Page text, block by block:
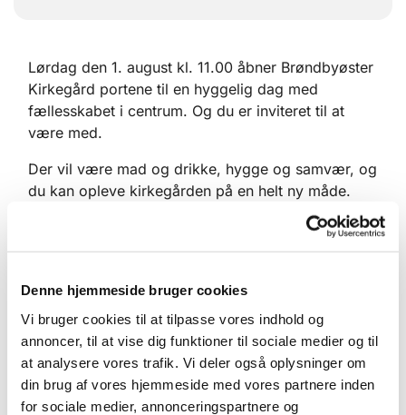
Denne hjemmeside bruger cookies
Vi bruger cookies til at tilpasse vores indhold og
annoncer, til at vise dig funktioner til sociale medier og til
at analysere vores trafik. Vi deler også oplysninger om
din brug af vores hjemmeside med vores partnere inden
for sociale medier, annonceringspartnere og
Lørdag den 1. august kl. 11.00 åbner Brøndbyøster
Kirkegård portene til en hyggelig dag med
fællesskabet i centrum. Og du er inviteret til at
være med.
Der vil være mad og drikke, hygge og samvær, og
du kan opleve kirkegården på en helt ny måde.
Der vil være rundvisning på kirkegården ved
kirkegårdsleder Stine Arneberg. Her kan du få
par morsomme anekdoter af om det daglige
arbejde på kirke­gården også?
Alt dette foregår på materialegårdens område
foran Annexgården på Brøndbyøstervej 117B.
Alle er velkomne til at deltage!